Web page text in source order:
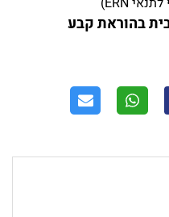
ריבית בהוראת קבע